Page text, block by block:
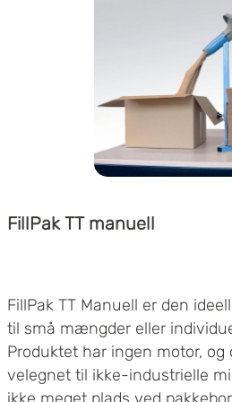
FillPak TT manuell
FillPak TT Manuell er den
til små mængder eller
Produktet har ingen motor,
velegnet til ikke-industrielle